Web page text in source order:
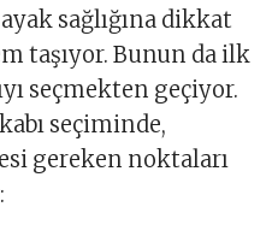
sağlığına dikkat
taşıyor. Bunun da ilk
seçmekten geçiyor.
seçiminde,
gereken noktaları